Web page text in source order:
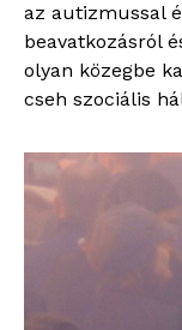
az autizmussal
beavatkozásról
olyan közegbe
cseh szociális